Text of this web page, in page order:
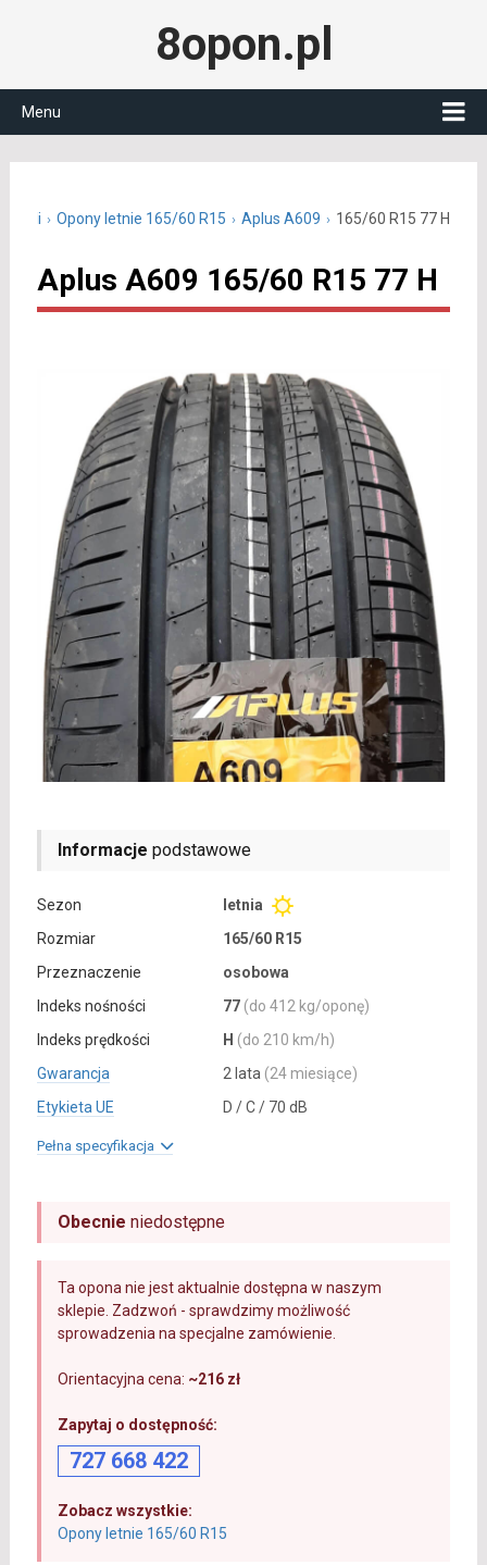
8opon.pl
Menu
cali Opony letnie 165/60 R15 Aplus A609 165/60 R15 77 H
Aplus A609 165/60 R15 77 H
Informacje podstawowe
Sezon
letnia
Rozmiar
165/60 R15
Przeznaczenie
osobowa
Indeks nośności
77 (do 412 kg/oponę)
Indeks prędkości
H (do 210 km/h)
Gwarancja
2 lata (24 miesiące)
Etykieta UE
D / C / 70 dB
Pełna specyfikacja
Obecnie niedostępne
Ta opona nie jest aktualnie dostępna w naszym
sklepie. Zadzwoń - sprawdzimy możliwość
sprowadzenia na specjalne zamówienie.
Orientacyjna cena: ~216 zł
Zapytaj o dostępność:
727 668 422
Zobacz wszystkie:
Opony letnie 165/60 R15